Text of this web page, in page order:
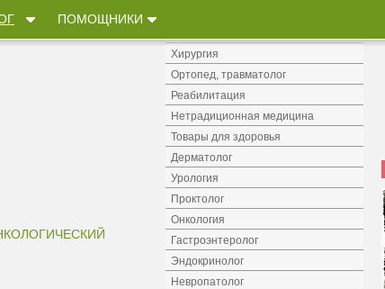
ПОМОЩНИКИ
Хирургия
Ортопед, травматолог
Реабилитация
Нетрадиционная медицина
Товары для здоровья
Дерматолог
Урология
Проктолог
Онкология
Гастроэнтеролог
Эндокринолог
Невропатолог